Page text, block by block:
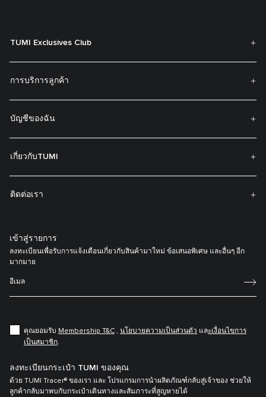
TUMI Exclusives Club
การบริการลูกค้า
บัญชีของฉัน
เกี่ยวกับTUMI
ติดต่อเรา
เข้าสู่รายการ
ลงทะเบียนเพื่อรับการแจ้งเตือนเกี่ยวกับสินค้ามาใหม่ ข้อเสนอพิเศษ และอื่นๆ อีก
มากมาย
คุณยอมรับ Membership T&C , นโยบายความเป็นส่วนตัว และเงื่อนไขการ
เป็นสมาชิก.
ลงทะเบียนกระเป๋า TUMI ของคุณ
ด้วย TUMI Tracer® ของเรา และ โปรแกรมการนำผลิตภัณฑ์กลับสู่เจ้าของ ช่วยให้
ลูกค้ากลับมาพบกับกระเป๋าเดินทางและสัมภาระที่สูญหายได้